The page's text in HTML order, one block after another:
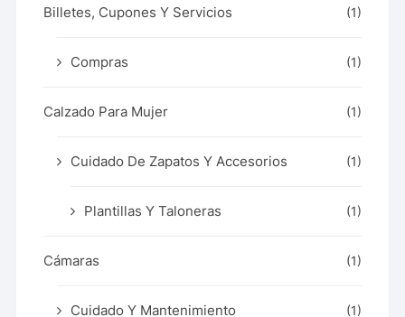
Billetes, Cupones Y Servicios (1)
Compras (1)
Calzado Para Mujer (1)
Cuidado De Zapatos Y Accesorios (1)
Plantillas Y Taloneras (1)
Cámaras (1)
Cuidado Y Mantenimiento (1)